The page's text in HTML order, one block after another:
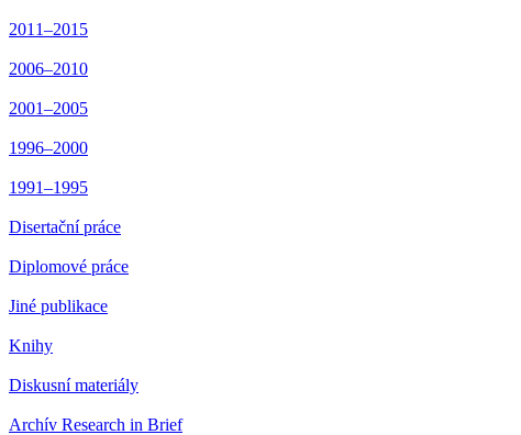
2011–2015
2006–2010
2001–2005
1996–2000
1991–1995
Disertační práce
Diplomové práce
Jiné publikace
Knihy
Diskusní materiály
Archív Research in Brief